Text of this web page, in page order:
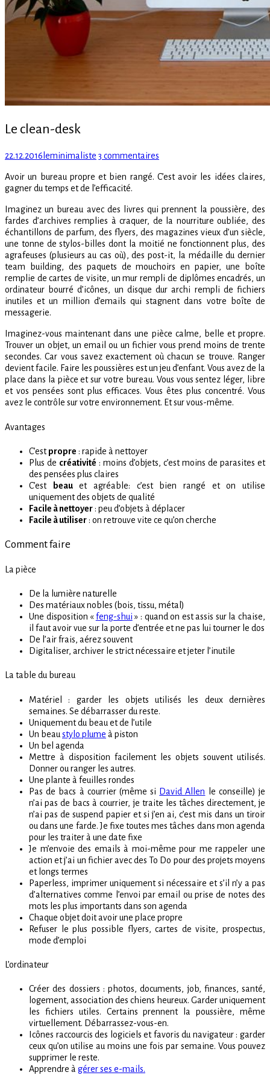
Le clean-desk
Posted
22.12.2016 Author
leminimaliste 3 commentaires
clean-
Avoir un bureau propre et bien rangé. C’est avoir les idées claires,
gagner du temps et de l’efficacité.
Imaginez un bureau avec des livres qui prennent la poussière, des
fardes d’archives remplies à craquer, de la nourriture oubliée, des
échantillons de parfum, des flyers, des magazines vieux d’un siècle,
une tonne de stylos-billes dont la moitié ne fonctionnent plus, des
agrafeuses (plusieurs au cas où), des post-it, la médaille du dernier
team building, des paquets de mouchoirs en papier, une boîte
remplie de cartes de visite, un mur rempli de diplômes encadrés, un
ordinateur bourré d’icônes, un disque dur archi rempli de fichiers
inutiles et un million d’emails qui stagnent dans votre boîte de
messagerie.
Imaginez-vous maintenant dans une pièce calme, belle et propre.
Trouver un objet, un email ou un fichier vous prend moins de trente
secondes. Car vous savez exactement où chacun se trouve. Ranger
devient facile. Faire les poussières est un jeu d’enfant. Vous avez de la
place dans la pièce et sur votre bureau. Vous vous sentez léger, libre
et vos pensées sont plus efficaces. Vous êtes plus concentré. Vous
avez le contrôle sur votre environnement. Et sur vous-même.
Avantages
C’estpropre : rapide à nettoyer
Plus de créativité : moins d’objets, c’est moins de parasites et
des pensées plus claires
C’est
beauet agréable: c’est bien rangé et on utilise
uniquement des objets de qualité
Facile à nettoyer : peu d’objets à déplacer
Facile à utiliser : on retrouve vite ce qu’on cherche
Comment faire
La pièce
De la lumière naturelle
Des matériaux nobles (bois, tissu, métal)
Une disposition «feng-shui » : quand on est assis sur la chaise,
il faut avoir vue sur la porte d’entrée et ne pas lui tourner le dos
De l’air frais, aérez souvent
Digitaliser, archiver le strict nécessaire et jeter l’inutile
La table du bureau
Matériel : garder les objets utilisés les deux dernières
semaines. Se débarrasser du reste.
Uniquement du beau et de l’utile
Un beau stylo plume à piston
Un bel agenda
Mettre à disposition facilement les objets souvent utilisés.
Donner ou ranger les autres.
Une plante à feuilles rondes
Pas de bacs à courrier (même si David Allen le conseille) je
n’ai pas de bacs à courrier, je traite les tâches directement, je
n’ai pas de suspend papier et si j’en ai, c’est mis dans un tiroir
ou dans une farde. Je fixe toutes mes tâches dans mon agenda
pour les traiter à une date fixe
Je m’envoie des emails à moi-même pour me rappeler une
action et j’ai un fichier avec des To Do pour des projets moyens
et longs termes
Paperless, imprimer uniquement si nécessaire et s’il n’y a pas
d’alternatives comme l’envoi par email ou prise de notes des
mots les plus importants dans son agenda
Chaque objet doit avoir une place propre
Refuser le plus possible flyers, cartes de visite, prospectus,
mode d’emploi
L’ordinateur
Créer des dossiers : photos, documents, job, finances, santé,
logement, association des chiens heureux. Garder uniquement
les fichiers utiles. Certains prennent la poussière, même
virtuellement. Débarrassez-vous-en.
Icônes raccourcis des logiciels et favoris du navigateur : garder
ceux qu’on utilise au moins une fois par semaine. Vous pouvez
supprimer le reste.
Apprendre à gérer ses e-mails.